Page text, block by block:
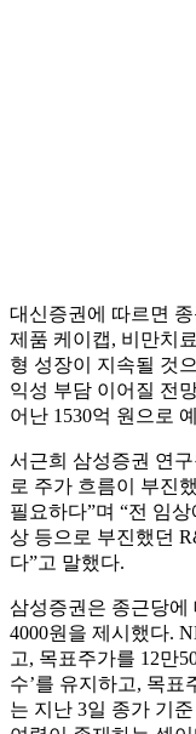
대신증권에 따르면
제품 케이캡, 비만치
형 성장이 지속될 것
익성 부담 이어질 전
어난 1530억 원으로
서근희 삼성증권 연
로 주가 흐름이 부진
필요하다”며 “전 임
상 등으로 부진했던
다”고 말했다.
삼성증권은 종근당에
4000원을 제시했다.
고, 목표주가를 12만
수’를 유지하고, 목표
는 지난 3일 종가 기